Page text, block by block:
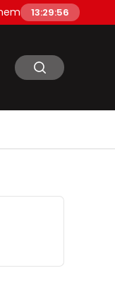
istersen bize bir
13:29:57